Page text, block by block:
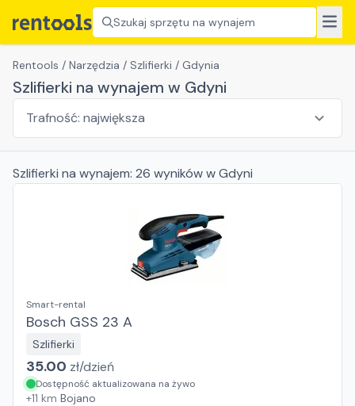
Szukaj sprzętu na wynajem
Rentools / Narzędzia / Szlifierki / Gdynia
Szlifierki na wynajem w Gdyni
Szlifierki na wynajem: 26 wynikóww Gdyni
Smart-rental
Bosch GSS 23 A
Szlifierki
35.00 zł/dzień
Dostępność aktualizowana na żywo
+11 km Bojano